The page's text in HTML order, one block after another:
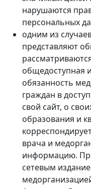
нарушаются
персональных
одним из
представляют
общедоступная
обязанность
граждан в
свой сайт, о
образования и
врача и
информацию.
сетевым